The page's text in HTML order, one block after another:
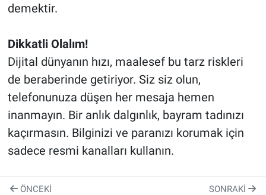
demektir.
​Dikkatli Olalım!
​Dijital dünyanın hızı, maalesef bu tarz riskleri
de beraberinde getiriyor. Siz siz olun,
telefonunuza düşen her mesaja hemen
inanmayın. Bir anlık dalgınlık, bayram tadınızı
kaçırmasın. Bilginizi ve paranızı korumak için
sadece resmi kanalları kullanın.
ÖNCEKI SONRAKI